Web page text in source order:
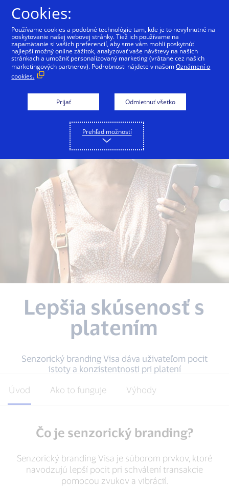
Prehľad Pre spotrebiteľov Pre
Lepšia skúsenosť s
platením
Senzorický branding Visa dáva uživateľom pocit
istoty a konzistentnosti pri platení
Úvod Ako to funguje Výhody
Čo je senzorický branding?
Senzorický branding Visa je súborom prvkov, ktoré
navodzujú lepší pocit pri schválení transakcie
pomocou zvukov a vibrácií.
Cookies:
Používame cookies a podobné technológie tam, kde je to nevyhnutné na
poskytovanie našej webovej stránky. Tiež ich používame na
zapamätanie si vašich preferencií, aby sme vám mohli poskytnúť
najlepší možný online zážitok, analyzovať vaše návštevy na našich
stránkach a umožniť personalizovaný marketing (vrátane cez našich
marketingových partnerov). Podrobnosti nájdete v našomOznámení o
cookies.
Prijať Odmietnuť všetko
Prehľad možností